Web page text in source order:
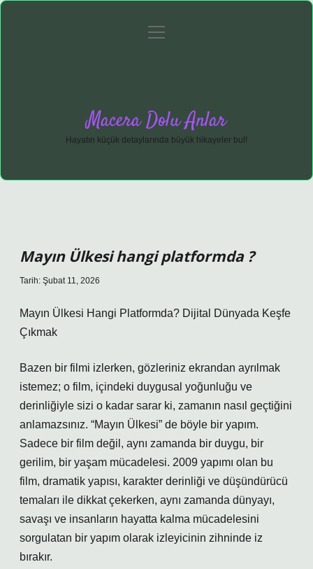
Gizlilik Politikası
menüyü
Macera Dolu Anlar
Hayatın küçük detaylarında büyük hikayeler bul!
Mayın Ülkesi hangi platformda ?
Tarih: Şubat 11, 2026
Mayın Ülkesi Hangi Platformda? Dijital Dünyada Keşfe
Çıkmak
Bazen bir filmi izlerken, gözleriniz ekrandan ayrılmak
istemez; o film, içindeki duygusal yoğunluğu ve
derinliğiyle sizi o kadar sarar ki, zamanın nasıl geçtiğini
anlamazsınız. “Mayın Ülkesi” de böyle bir yapım.
Sadece bir film değil, aynı zamanda bir duygu, bir
gerilim, bir yaşam mücadelesi. 2009 yapımı olan bu
film, dramatik yapısı, karakter derinliği ve düşündürücü
temaları ile dikkat çekerken, aynı zamanda dünyayı,
savaşı ve insanların hayatta kalma mücadelesini
sorgulatan bir yapım olarak izleyicinin zihninde iz
bırakır.